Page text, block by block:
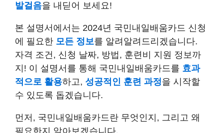
발걸음을 내딛어 보세요!
본 설명서에서는 2024년 국민내일배움카드 신청
에 필요한 모든 정보를 알려알려드리겠습니다.
자격 조건, 신청 날짜, 방법, 훈련비 지원 정보까
지! 이 설명서를 통해 국민내일배움카드를 효과
적으로 활용하고, 성공적인 훈련 과정을 시작할
수 있도록 돕겠습니다.
먼저, 국민내일배움카드란 무엇인지, 그리고 왜